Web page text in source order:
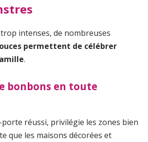
intenses, de nombreuses
permettent de célébrer
.
bonbons en toute
réussi, privilégie les zones bien
que les maisons décorées et